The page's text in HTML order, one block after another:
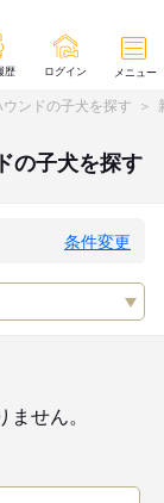
歴 ログイン メニュー
ンドの子犬を探す
の子犬を探す
条件変更
せん。